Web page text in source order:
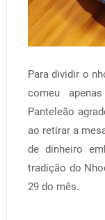
Para dividir o
comeu
Panteleão
ao retirar a
de dinheiro
tradição do
29 do mês.